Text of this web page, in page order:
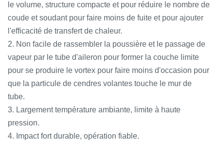
le volume, structure compacte et pour réduire le nombre de
coude et soudant pour faire moins de fuite et pour ajouter
l'efficacité de transfert de chaleur.
2. Non facile de rassembler la poussière et le passage de
vapeur par le tube d'aileron pour former la couche limite
pour se produire le vortex pour faire moins d'occasion pour
que la particule de cendres volantes touche le mur de
tube.
3. Largement température ambiante, limite à haute
pression.
4. Impact fort durable, opération fiable.